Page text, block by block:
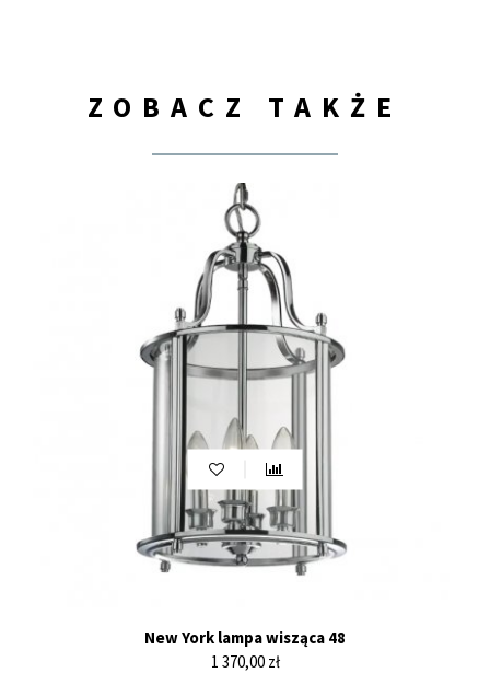
ZOBACZ TAKŻE
New York lampa wisząca 48
Cena
1 370,00 zł